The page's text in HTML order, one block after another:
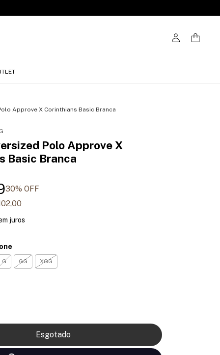
Approve X Corinthians Basic Branca
Polo Approve X
Basic Branca
30% OFF
juros
G GG XGG